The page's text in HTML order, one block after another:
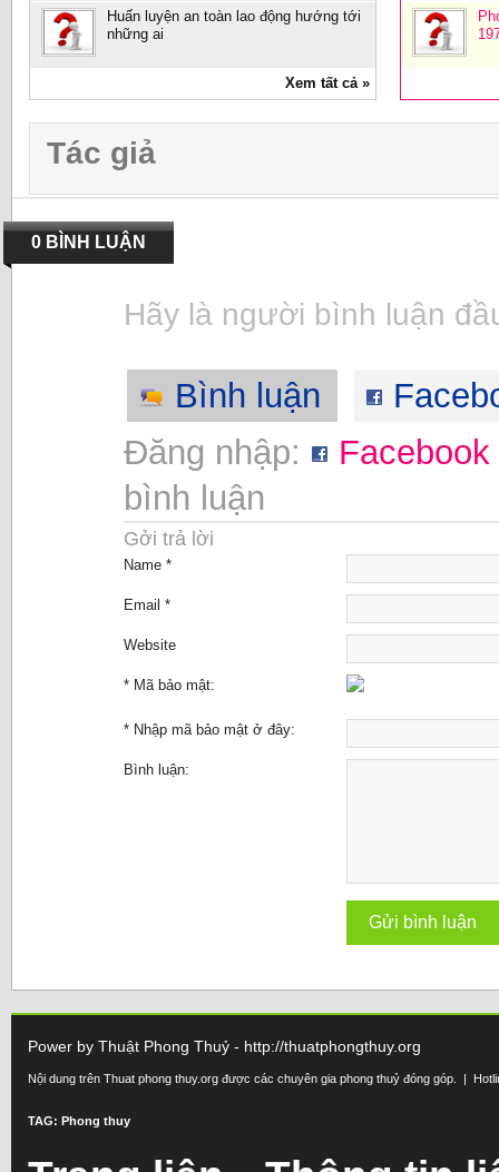
Huấn luyện an toàn lao động hướng tới
những ai
Xem tất cả »
Tác giả
0 BÌNH LUẬN
Hãy là người bình luận
Bình luận
Đăng nhập:
Facebook
bình luận
Gởi trả lời
Name *
Email *
Website
* Mã bảo mật:
* Nhập mã bảo mật ở đây:
Bình luận:
Power by Thuật Phong Thuỷ - http://thuatphongthuy.org
Nội dung trên Thuat phong thuy.org được các chuyên gia phong thuỷ đóng góp. |
TAG: Phong thuy